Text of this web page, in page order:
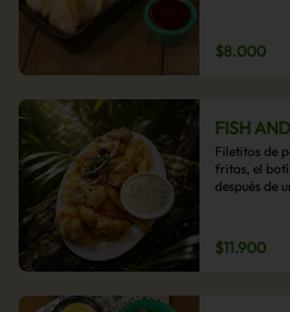
$8.000
FISH
Filetitos de
fritas, el
después de
$11.900